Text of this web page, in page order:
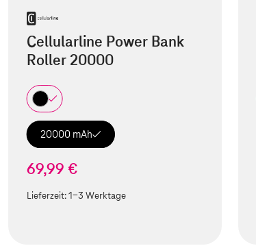
Cellularline Power Bank
Roller 20000
20000 mAh
69,99 €
Lieferzeit:1-3 Werktage